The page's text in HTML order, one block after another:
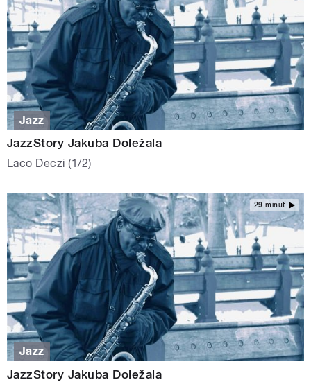
Jazz
JazzStory Jakuba Doležala
Laco Deczi (1/2)
29 minut
Jazz
JazzStory Jakuba Doležala